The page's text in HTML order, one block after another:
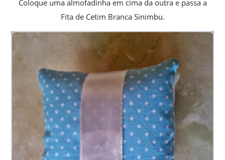
Coloque uma almofadinha em cima da outra e passa a
Fita de Cetim Branca Sinimbu.